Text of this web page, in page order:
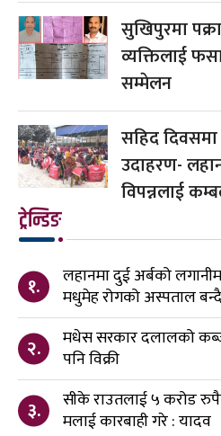
सुखिपुरमा
व्यक्तिलाई
सम्मेलन
सहिद
उदाहरण-
विपन्नलाई
ट्रेन्डिङ
१.
लहानमा दुई अर्बको
मधुमेह रोगको अस्पताल बन्दै
२.
मधेस सरकार दलालको
पनि विक्री
३.
सीके राउतलाई ५ करोड
मलाई कारबाही गरे : यादव